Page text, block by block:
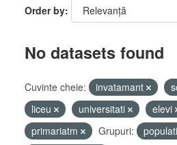
Order by
No datasets found
Cuvinte cheie: invatamant
liceu
universitati elevi
primariatm
Grupuri: